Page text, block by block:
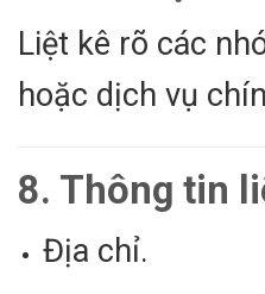
Liệt kê rõ các
hoặc dịch vụ
8. Thông tin
Địa chỉ.